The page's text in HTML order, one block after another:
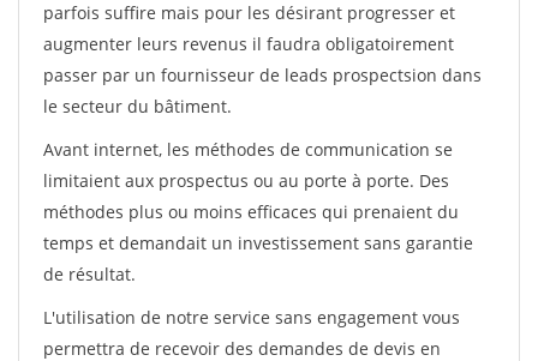
parfois suffire mais pour les désirant progresser et
augmenter leurs revenus il faudra obligatoirement
passer par un fournisseur de leads prospectsion dans
le secteur du bâtiment.
Avant internet, les méthodes de communication se
limitaient aux prospectus ou au porte à porte. Des
méthodes plus ou moins efficaces qui prenaient du
temps et demandait un investissement sans garantie
de résultat.
L'utilisation de notre service sans engagement vous
permettra de recevoir des demandes de devis en